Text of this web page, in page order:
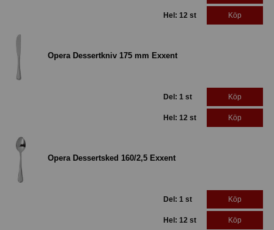
Hel: 12 st Köp
Opera Dessertkniv 175 mm Exxent
Del: 1 st Köp
Hel: 12 st Köp
Opera Dessertsked 160/2,5 Exxent
Del: 1 st Köp
Hel: 12 st Köp